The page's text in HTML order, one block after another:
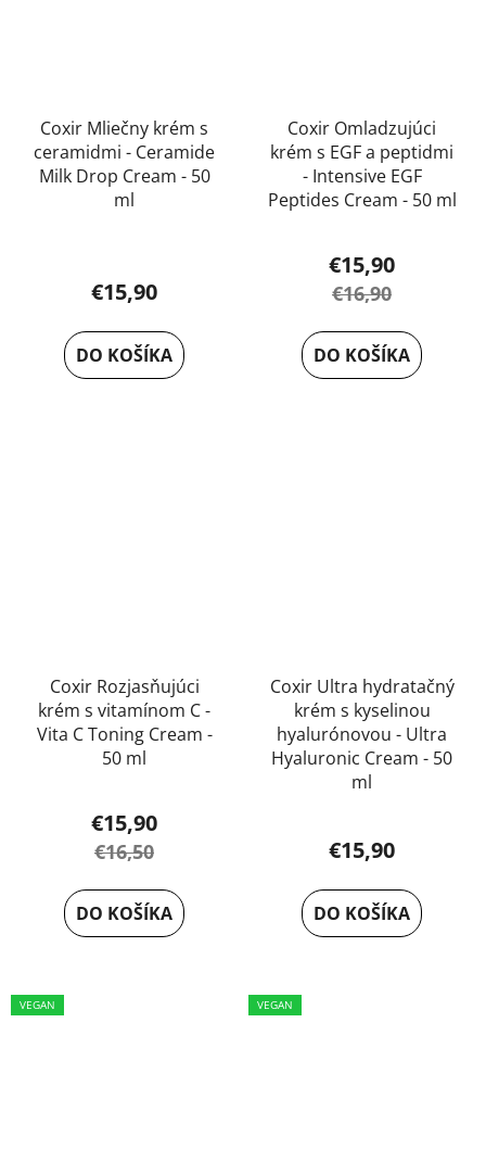
Coxir Mliečny krém s
ceramidmi - Ceramide
Milk Drop Cream - 50
ml
€15,90
DO KOŠÍKA
Coxir Omladzujúci
krém s EGF a peptidmi
- Intensive EGF
Peptides Cream - 50 ml
€15,90
€16,90
DO KOŠÍKA
Coxir Rozjasňujúci
krém s vitamínom C -
Vita C Toning Cream -
50 ml
€15,90
€16,50
DO KOŠÍKA
Coxir Ultra hydratačný
krém s kyselinou
hyalurónovou - Ultra
Hyaluronic Cream - 50
ml
€15,90
DO KOŠÍKA
VEGAN VEGAN